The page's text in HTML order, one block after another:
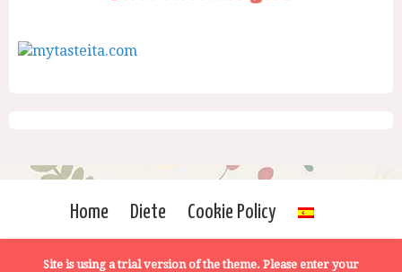
Home Diete Cookie Policy
Site is using a trial version of the theme. Please enter your